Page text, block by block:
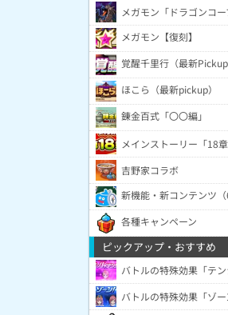
メガモン「ドラゴンコー
メガモン【復刻】
覚醒千里行（最新Pickup
ほこら（最新pickup）
錬金百式「〇〇編」
メインストーリー「18章
吉野家コラボ
新機能・新コンテンツ（
各種キャンペーン
ピックアップ・おすすめ
バトルの特殊効果「テン
バトルの特殊効果「ゾー